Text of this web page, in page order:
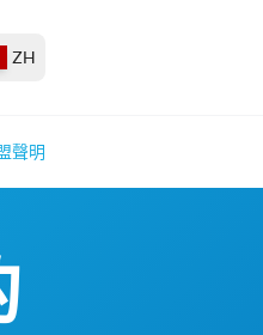
ZH
聲明